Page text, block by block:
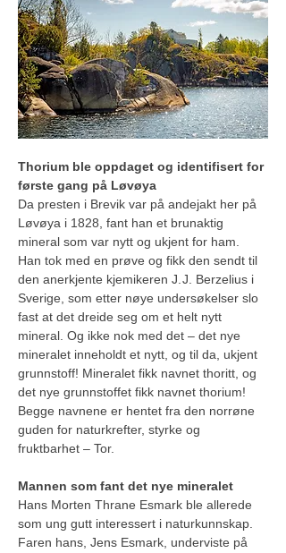
Thorium ble oppdaget og identifisert for
første gang på Løvøya
Da presten i Brevik var på andejakt her på
Løvøya i 1828, fant han et brunaktig
mineral som var nytt og ukjent for ham.
Han tok med en prøve og fikk den sendt til
den anerkjente kjemikeren J. J. Berzelius i
Sverige, som etter nøye undersøkelser slo
fast at det dreide seg om et helt nytt
mineral. Og ikke nok med det – det nye
mineralet inneholdt et nytt, og til da, ukjent
grunnstoff! Mineralet fikk navnet thoritt, og
det nye grunnstoffet fikk navnet thorium!
Begge navnene er hentet fra den norrøne
guden for naturkrefter, styrke og
fruktbarhet – Tor.
Mannen som fant det nye mineralet
Hans Morten Thrane Esmark ble allerede
som ung gutt interessert i naturkunnskap.
Faren hans, Jens Esmark, underviste på